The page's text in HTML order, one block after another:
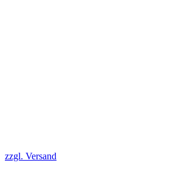
zzgl. Versand